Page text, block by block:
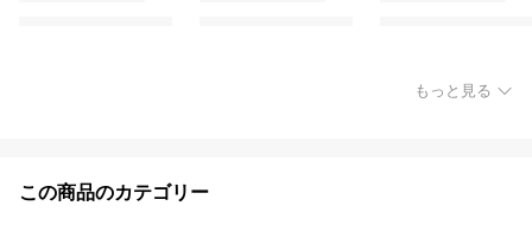
もっと見る
この商品のカテゴリー